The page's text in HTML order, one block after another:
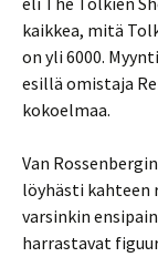
kaikkea, mitä
on yli 6000.
esillä omistaja
kokoelmaa.
Van
löyhästi kahteen
varsinkin
harrastavat